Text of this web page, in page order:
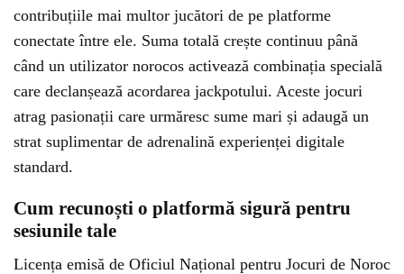
contribuțiile mai multor jucători de pe platforme
conectate între ele. Suma totală crește continuu până
când un utilizator norocos activează combinația specială
care declanșează acordarea jackpotului. Aceste jocuri
atrag pasionații care urmăresc sume mari și adaugă un
strat suplimentar de adrenalină experienței digitale
standard.
Cum recunoști o platformă sigură pentru
sesiunile tale
Licența emisă de Oficiul Național pentru Jocuri de Noroc